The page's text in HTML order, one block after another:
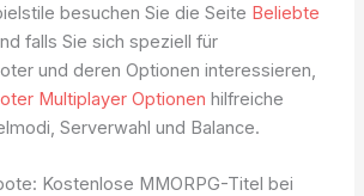
besuchen Sie die Seite Beliebte
falls Sie sich speziell für
und deren Optionen interessieren,
Multiplayer Optionen hilfreiche
Serverwahl und Balance.
Kostenlose MMORPG-Titel bei